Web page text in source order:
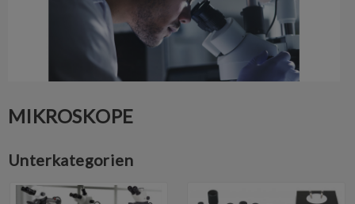
MIKROSKOPE
Unterkategorien